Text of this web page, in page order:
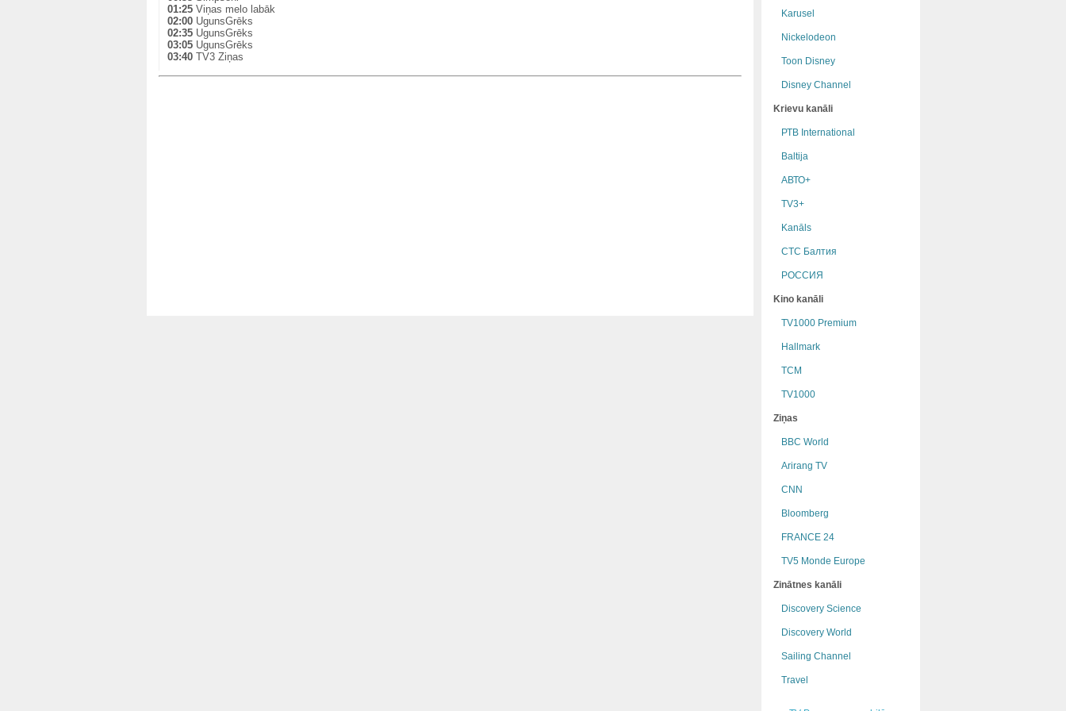
01:25Viņas melo labāk
02:00UgunsGrēks
02:35UgunsGrēks
03:05UgunsGrēks
03:40TV3 Ziņas
Karusel
Nickelodeon
Toon Disney
Disney Channel
Krievu kanāli
РТB International
Baltija
АВТО+
TV3+
Kanāls
СТС Балтия
РОССИЯ
Kino kanāli
TV1000 Premium
Hallmark
TCM
TV1000
Ziņas
BBC World
Arirang TV
CNN
Bloomberg
FRANCE 24
TV5 Monde Europe
Zinātnes kanāli
Discovery Science
Discovery World
Sailing Channel
Travel